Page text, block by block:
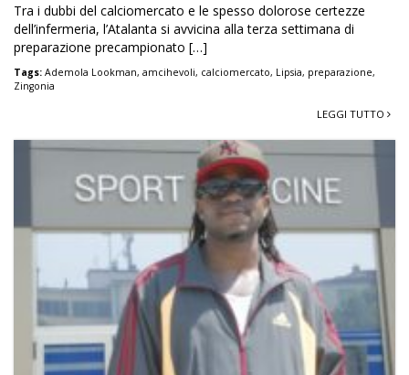
Tra i dubbi del calciomercato e le spesso dolorose certezze
dell’infermeria, l’Atalanta si avvicina alla terza settimana di
preparazione precampionato […]
Tags: Ademola Lookman, amcihevoli, calciomercato, Lipsia, preparazione,
Zingonia
LEGGI TUTTO